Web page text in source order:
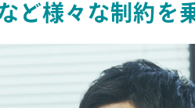
など様々な制約を